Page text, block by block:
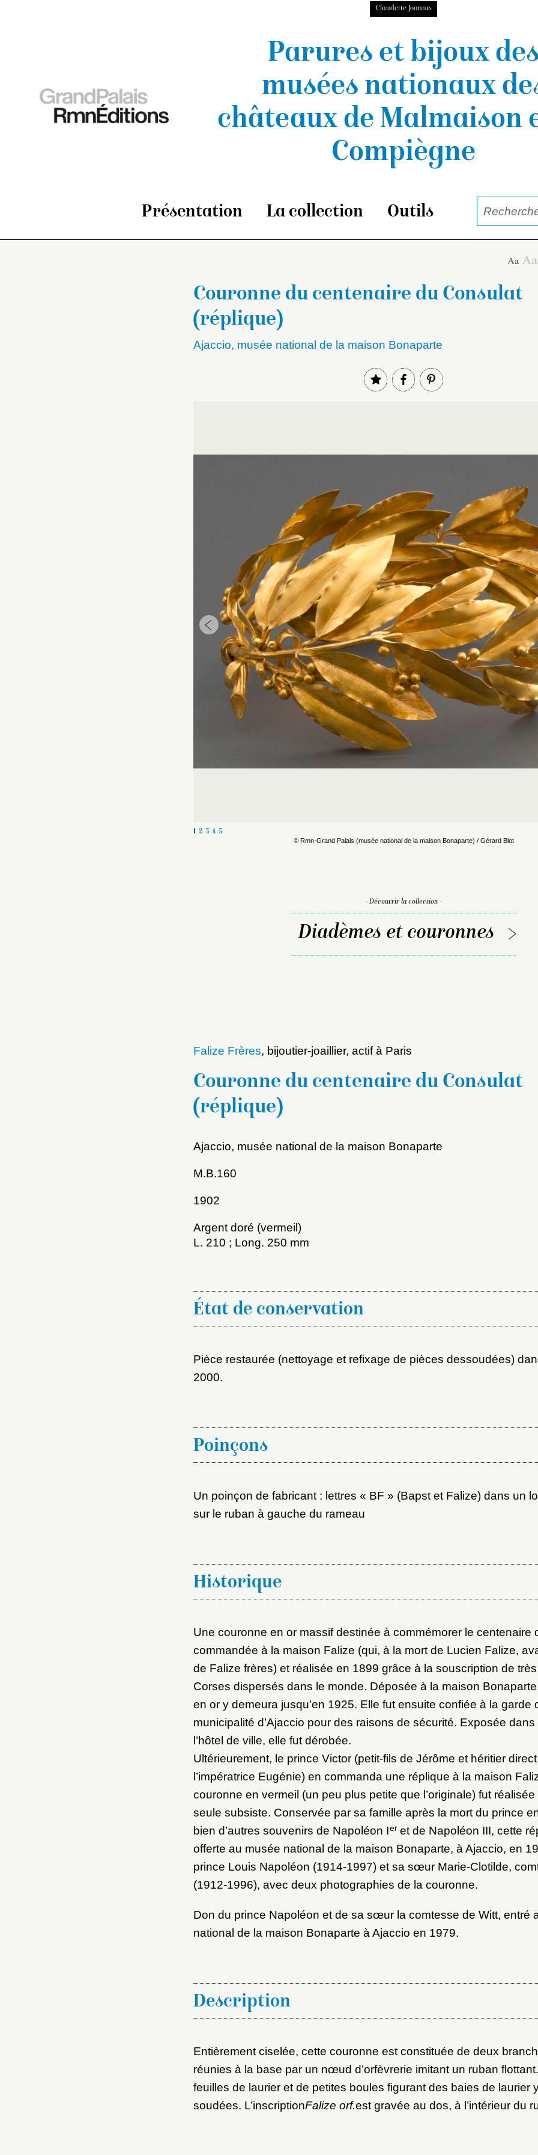
Claudette Joannis
Parures et bijoux des
musées nationaux
châteaux de Malmaison
Compiègne
Présentation La collection Outils
Couronne du centenaire du Consulat
(réplique)
Ajaccio, musée national de la maison Bonaparte
© Rmn-Grand Palais (musée national de la maison Bonaparte) / Gérard Blot
1 2 3 4 5
- Découvrir la collection -
Diadèmes et couronnes
Falize Frères, bijoutier-joaillier, actif à Paris
Couronne du centenaire du Consulat
(réplique)
Ajaccio, musée national de la maison Bonaparte
M.B.160
1902
Argent doré (vermeil)
L. 210 ; Long. 250 mm
État de conservation
Pièce restaurée (nettoyage et refixage de pièces dessoudées)
2000.
Poinçons
Un poinçon de fabricant : lettres « BF » (Bapst et Falize) dans un
sur le ruban à gauche du rameau
Historique
Une couronne en or massif destinée à commémorer le centenaire
commandée à la maison Falize (qui, à la mort de Lucien Falize,
de Falize frères) et réalisée en 1899 grâce à la souscription de
Corses dispersés dans le monde. Déposée à la maison
en or y demeura jusqu’en 1925. Elle fut ensuite confiée à la garde
municipalité d’Ajaccio pour des raisons de sécurité. Exposée dans
l’hôtel de ville, elle fut dérobée.
Ultérieurement, le prince Victor (petit-fils de Jérôme et héritier
l’impératrice Eugénie) en commanda une réplique à la maison
couronne en vermeil (un peu plus petite que l’originale) fut
seule subsiste. Conservée par sa famille après la mort du prince
bien d’autres souvenirs de Napoléon Ieret de Napoléon III, cette
offerte au musée national de la maison Bonaparte, à Ajaccio, en
prince Louis Napoléon (1914-1997) et sa sœur Marie-Clotilde,
(1912-1996), avec deux photographies de la couronne.
Don du prince Napoléon et de sa sœur la comtesse de Witt, entré
national de la maison Bonaparte à Ajaccio en 1979.
Description
Entièrement ciselée, cette couronne est constituée de deux
réunies à la base par un nœud d’orfèvrerie imitant un ruban
feuilles de laurier et de petites boules figurant des baies de laurier
soudées. L’inscriptionFalize orf.est gravée au dos, à l’intérieur du
Connexion
Mot de passe
Envoyer
Vous avez oublié votre mot de passe ?Cliquez ici